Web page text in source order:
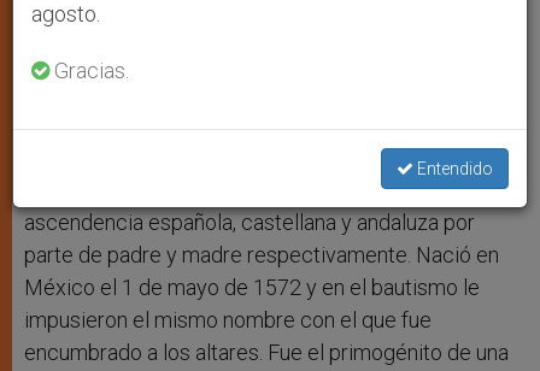
ESPIRITUALIDAD
a
A
s
n o e
Primer mexicano canonizado, Felipe tenía
ascendencia española, castellana y andaluza por
parte de padre y madre respectivamente. Nació en
México el 1 de mayo de 1572 y en el bautismo le
impusieron el mismo nombre con el que fue
encumbrado a los altares. Fue el primogénito de una
agosto.
Gracias.
Entendido